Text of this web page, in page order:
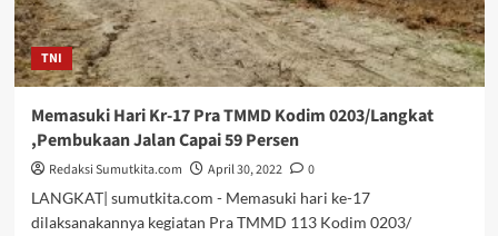
TNI
Memasuki Hari Kr-17 Pra TMMD Kodim 0203/Langkat
,Pembukaan Jalan Capai 59 Persen
Redaksi Sumutkita.com April 30, 2022
0
LANGKAT| sumutkita.com - Memasuki hari ke-17
dilaksanakannya kegiatan Pra TMMD 113 Kodim 0203/